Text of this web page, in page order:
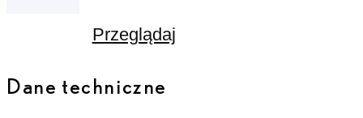
Przeglądaj
Dane techniczne